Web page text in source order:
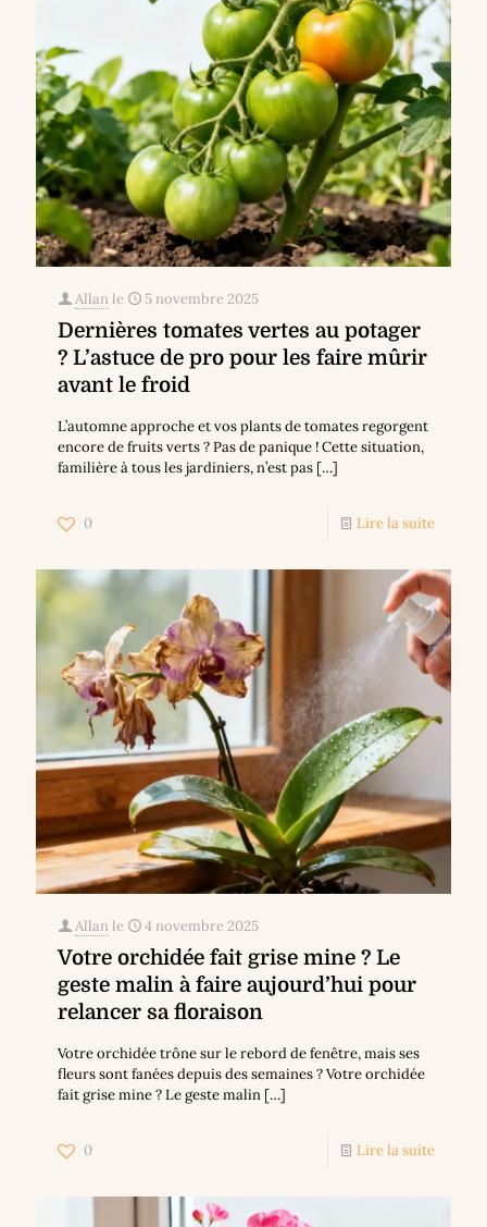
Allan le 5 novembre 2025
Dernières tomates vertes au potager
? L’astuce de pro pour les faire mûrir
avant le froid
L’automne approche et vos plants de tomates regorgent
encore de fruits verts ? Pas de panique ! Cette situation,
familière à tous les jardiniers, n’est pas […]
0 Lire la suite
Allan le 4 novembre 2025
Votre orchidée fait grise mine ? Le
geste malin à faire aujourd’hui pour
relancer sa floraison
Votre orchidée trône sur le rebord de fenêtre, mais ses
fleurs sont fanées depuis des semaines ? Votre orchidée
fait grise mine ? Le geste malin […]
0 Lire la suite